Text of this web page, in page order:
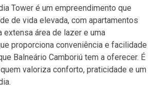
Tower é um empreendimento que
de vida elevada, com apartamentos
extensa área de lazer e uma
proporciona conveniência e facilidade
Balneário Camboriú tem a oferecer. É
valoriza conforto, praticidade e um